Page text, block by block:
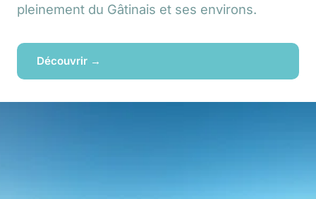
pleinement du Gâtinais et ses environs.
Découvrir →